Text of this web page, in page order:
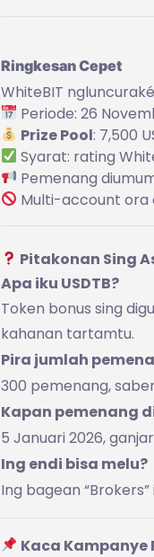
Ringkesan Cepet
WhiteBIT
Periode: 26
Prize Pool: 7,500
Syarat: rating
Pemenang
Multi-account ora
Pitakonan Sing
Apa iku USDTB?
Token bonus sing
kahanan tartamtu.
Pira jumlah
300 pemenang,
Kapan pemenang
5 Januari 2026,
Ing endi bisa melu?
Ing bagean
Kaca Kampanye